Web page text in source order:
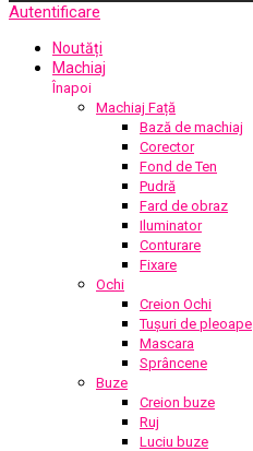
Autentificare
Noutăți
Machiaj
Înapoi
Machiaj Față
Bază de machiaj
Corector
Fond de Ten
Pudră
Fard de obraz
Iluminator
Conturare
Fixare
Ochi
Creion Ochi
Tușuri de pleoape
Mascara
Sprâncene
Buze
Creion buze
Ruj
Luciu buze